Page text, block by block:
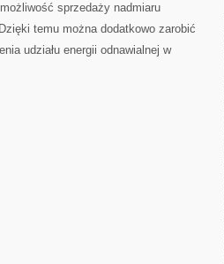
sprzedaży nadmiaru
temu⁣ można dodatkowo zarobić
udziału energii odnawialnej⁤ w